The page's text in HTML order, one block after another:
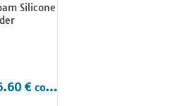
Silicone
€ com